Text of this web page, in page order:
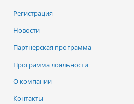
Регистрация
Новости
Партнерская программа
Программа лояльности
О компании
Контакты